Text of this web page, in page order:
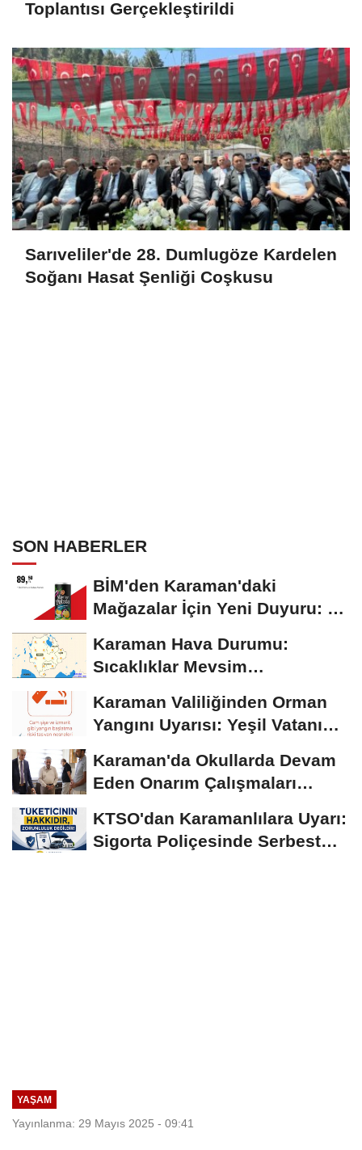
Toplantısı Gerçekleştirildi
Sarıveliler'de 28. Dumlugöze Kardelen
Soğanı Hasat Şenliği Coşkusu
SON HABERLER
BİM'den Karaman'daki
Mağazalar İçin Yeni Duyuru: 11
Karaman Hava Durumu:
Sıcaklıklar Mevsim
Seyrediyor
Karaman Valiliğinden Orman
Yangını Uyarısı: Yeşil Vatanı
Karaman'da Okullarda Devam
Eden Onarım Çalışmaları
KTSO'dan Karamanlılara Uyarı:
Sigorta Poliçesinde Serbest
YAŞAM
Yayınlanma: 29 Mayıs 2025 - 09:41